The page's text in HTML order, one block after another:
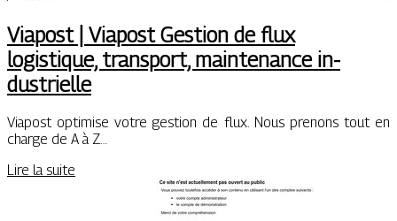
Viapost | Viapost Gestion de flux
logistique, transport, maintenance in­
dustriel­le
Viapost optimise votre gestion de flux. Nous prenons tout en
charge de A à Z…
Lire la suite